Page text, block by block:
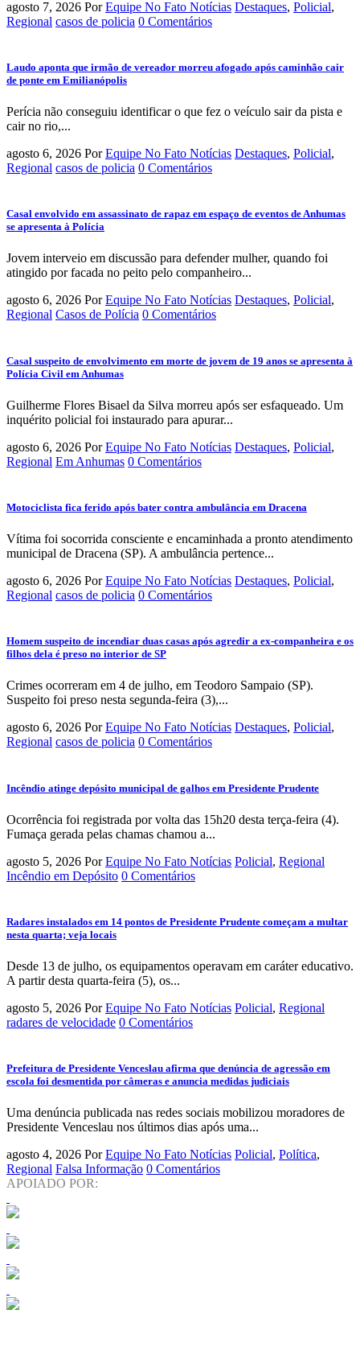
agosto 7, 2026 Por Equipe No Fato Notícias Destaques, Policial,
Regional casos de policia 0 Comentários
Laudo aponta que irmão de vereador morreu afogado após caminhão cair
de ponte em Emilianópolis
Perícia não conseguiu identificar o que fez o veículo sair da pista e
cair no rio,...
agosto 6, 2026 Por Equipe No Fato Notícias Destaques, Policial,
Regional casos de policia 0 Comentários
Casal envolvido em assassinato de rapaz em espaço de eventos de Anhumas
se apresenta à Polícia
Jovem interveio em discussão para defender mulher, quando foi
atingido por facada no peito pelo companheiro...
agosto 6, 2026 Por Equipe No Fato Notícias Destaques, Policial,
Regional Casos de Polícia 0 Comentários
Casal suspeito de envolvimento em morte de jovem de 19 anos se apresenta à
Polícia Civil em Anhumas
Guilherme Flores Bisael da Silva morreu após ser esfaqueado. Um
inquérito policial foi instaurado para apurar...
agosto 6, 2026 Por Equipe No Fato Notícias Destaques, Policial,
Regional Em Anhumas 0 Comentários
Motociclista fica ferido após bater contra ambulância em Dracena
Vítima foi socorrida consciente e encaminhada a pronto atendimento
municipal de Dracena (SP). A ambulância pertence...
agosto 6, 2026 Por Equipe No Fato Notícias Destaques, Policial,
Regional casos de policia 0 Comentários
Homem suspeito de incendiar duas casas após agredir a ex-companheira e os
filhos dela é preso no interior de SP
Crimes ocorreram em 4 de julho, em Teodoro Sampaio (SP).
Suspeito foi preso nesta segunda-feira (3),...
agosto 6, 2026 Por Equipe No Fato Notícias Destaques, Policial,
Regional casos de policia 0 Comentários
Incêndio atinge depósito municipal de galhos em Presidente Prudente
Ocorrência foi registrada por volta das 15h20 desta terça-feira (4).
Fumaça gerada pelas chamas chamou a...
agosto 5, 2026 Por Equipe No Fato Notícias Policial, Regional
Incêndio em Depósito 0 Comentários
Radares instalados em 14 pontos de Presidente Prudente começam a multar
nesta quarta; veja locais
Desde 13 de julho, os equipamentos operavam em caráter educativo.
A partir desta quarta-feira (5), os...
agosto 5, 2026 Por Equipe No Fato Notícias Policial, Regional
radares de velocidade 0 Comentários
Prefeitura de Presidente Venceslau afirma que denúncia de agressão em
escola foi desmentida por câmeras e anuncia medidas judiciais
Uma denúncia publicada nas redes sociais mobilizou moradores de
Presidente Venceslau nos últimos dias após uma...
agosto 4, 2026 Por Equipe No Fato Notícias Policial, Política,
Regional Falsa Informação 0 Comentários
APOIADO POR: